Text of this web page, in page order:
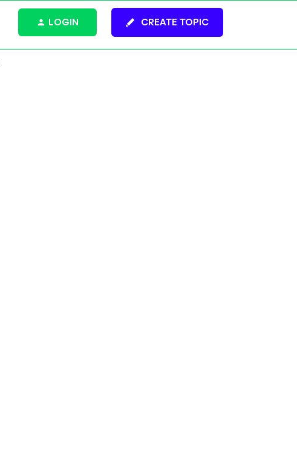
CREATE TOPIC
LOGIN